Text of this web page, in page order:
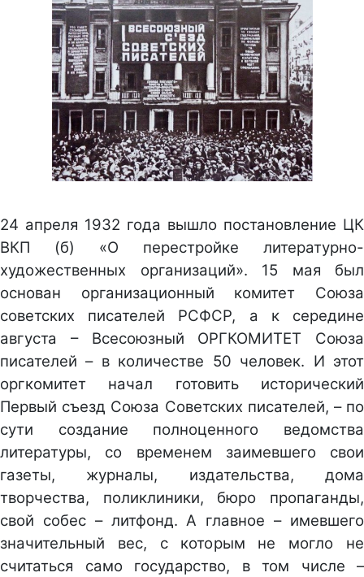
24 апреля 1932 года вышло постановление ЦК
ВКП (б) «О перестройке литературно-
художественных организаций». 15 мая был
основан организационный комитет Союза
советских писателей РСФСР, а к середине
августа – Всесоюзный ОРГКОМИТЕТ Союза
писателей – в количестве 50 человек. И этот
оргкомитет начал готовить исторический
Первый съезд Союза Советских писателей, – по
сути создание полноценного ведомства
литературы, со временем заимевшего свои
газеты, журналы, издательства, дома
творчества, поликлиники, бюро пропаганды,
свой собес – литфонд. А главное – имевшего
значительный вес, с которым не могло не
считаться само государство, в том числе –